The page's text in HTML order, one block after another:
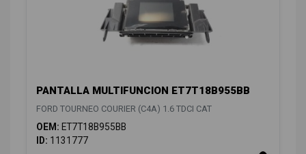
PANTALLA MULTIFUNCION ET7T18B955BB
FORD TOURNEO COURIER (C4A) 1.6 TDCI CAT
OEM: ET7T18B955BB
ID: 1131777